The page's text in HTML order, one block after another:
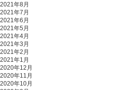
2021年8月
2021年7月
2021年6月
2021年5月
2021年4月
2021年3月
2021年2月
2021年1月
2020年12月
2020年11月
2020年10月